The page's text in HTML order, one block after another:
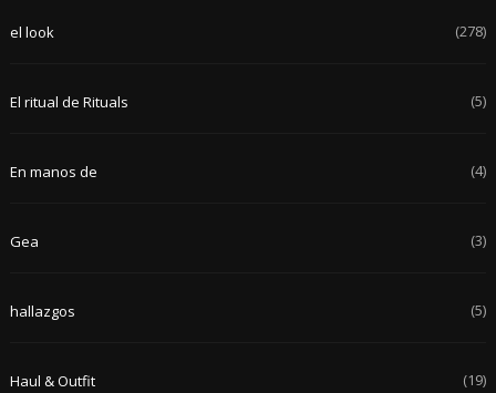
el look (278)
El ritual de Rituals (5)
En manos de (4)
Gea (3)
hallazgos (5)
Haul & Outfit (19)